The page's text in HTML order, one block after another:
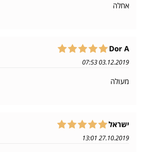
אחלה
Dor A
03.12.2019 07:53
מעולה
ישראל
27.10.2019 13:01